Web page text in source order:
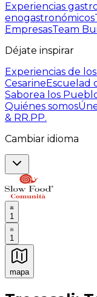
Experiencias
enogastronómicos
EmpresasTeam
Déjate inspirar
Experiencias de
CesarineEscuelad
Saborea los
Quiénes somos
& RR.PP.
Cambiar idioma
1
1
mapa